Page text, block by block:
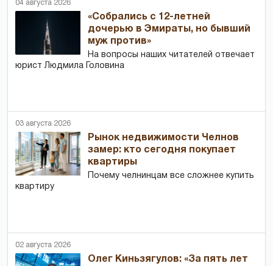
04 августа 2026
«Собрались с 12-летней
дочерью в Эмираты, но бывший
муж против»
На вопросы наших читателей отвечает
юрист Людмила Головина
03 августа 2026
Рынок недвижимости Челнов
замер: кто сегодня покупает
квартиры
Почему челнинцам все сложнее купить
квартиру
02 августа 2026
Олег Киньзягулов: «За пять лет